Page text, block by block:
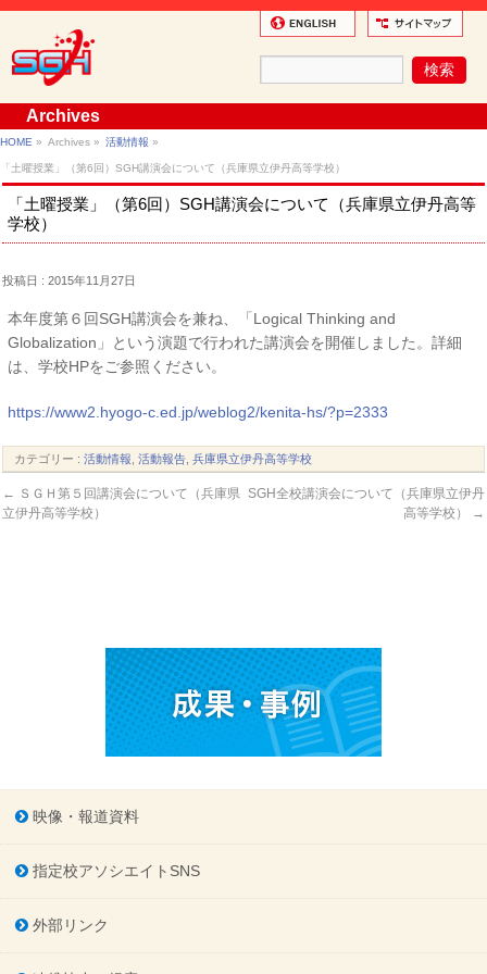
Archives
HOME » Archives » 活動情報 »
「土曜授業」（第6回）SGH講演会について（兵庫県立伊丹高等学校）
「土曜授業」（第6回）SGH講演会について（兵庫県立伊丹高等
学校）
投稿日 : 2015年11月27日
本年度第６回SGH講演会を兼ね、「Logical Thinking and
Globalization」という演題で行われた講演会を開催しました。詳細
は、学校HPをご参照ください。
https://www2.hyogo-c.ed.jp/weblog2/kenita-hs/?p=2333
カテゴリー :活動情報 ,活動報告 ,兵庫県立伊丹高等学校
← ＳＧＨ第５回講演会について（兵庫県
立伊丹高等学校）
SGH全校講演会について（兵庫県立伊丹
高等学校）
→
映像・報道資料
指定校アソシエイトSNS
外部リンク